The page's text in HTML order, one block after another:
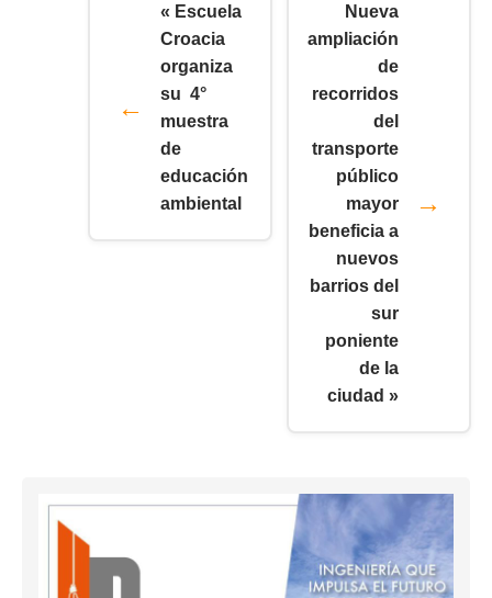
« Escuela
Croacia
organiza
su 4°
muestra
de
educación
ambiental
Nueva
ampliación
de
recorridos
del
transporte
público
mayor
beneficia a
nuevos
barrios del
sur
poniente
de la
ciudad »